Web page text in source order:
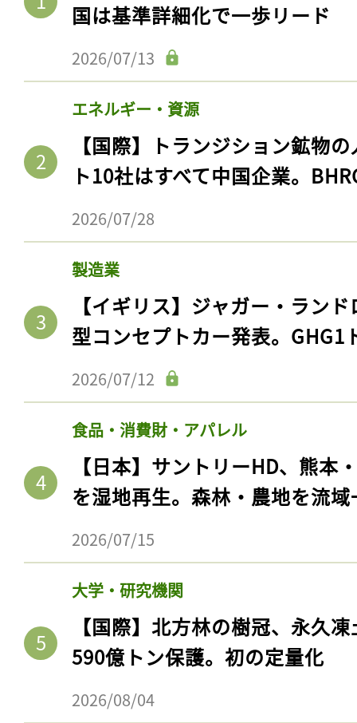
国は基準詳細化で一歩リード
2026/07/13
エネルギー・資源
【国際】トランジション鉱物
ト10社はすべて中国企業。
2026/07/28
製造業
【イギリス】ジャガー・ラン
型コンセプトカー発表。GHG1
2026/07/12
食品・消費財・アパレル
【日本】サントリーHD、熊本
を湿地再生。森林・農地を流
2026/07/15
大学・研究機関
【国際】北方林の樹冠、永久
590億トン保護。初の定量化
2026/08/04